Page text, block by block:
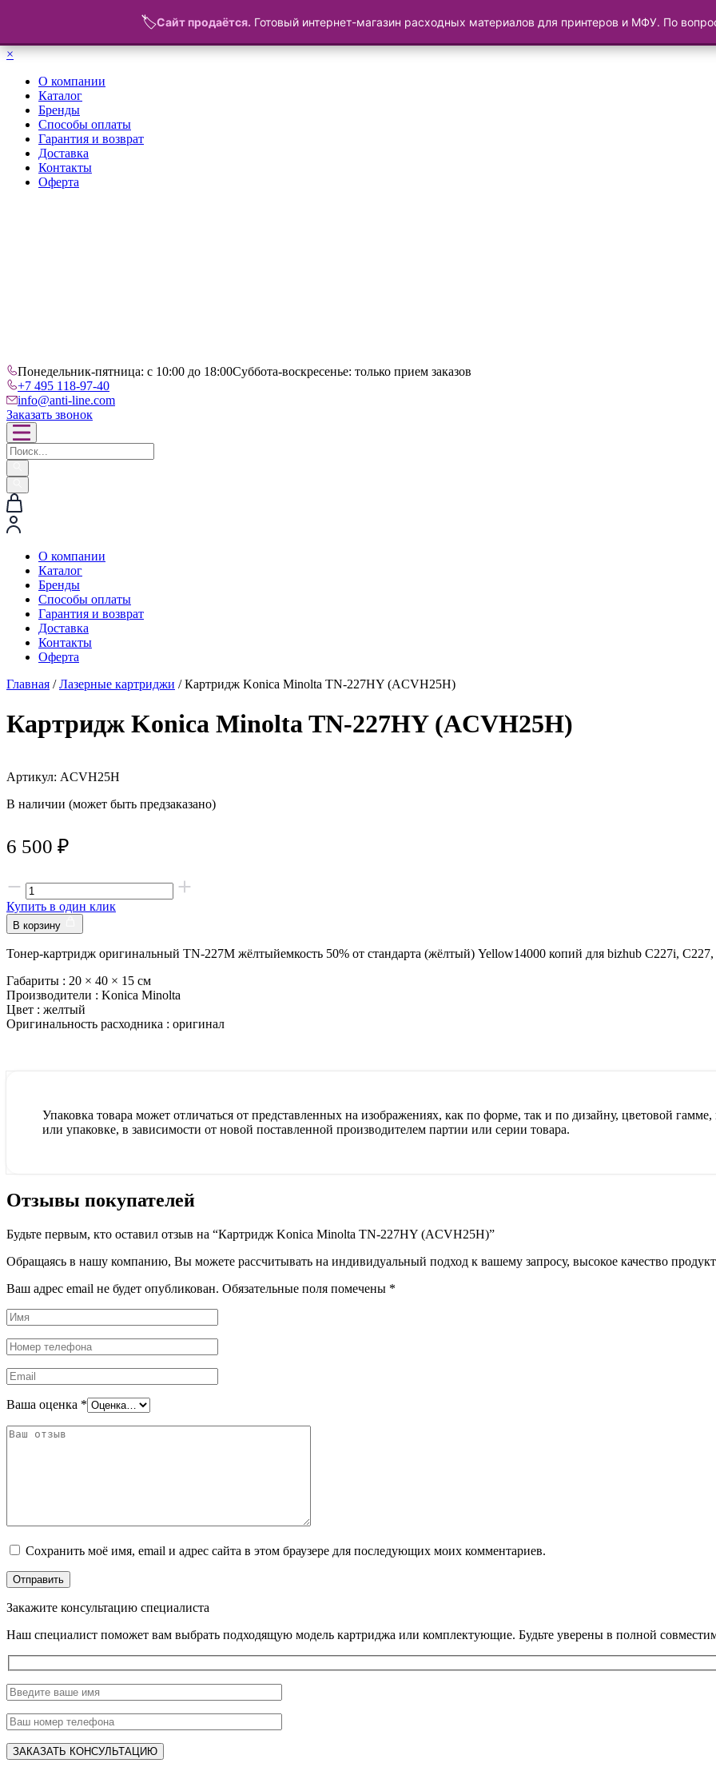
×
О компании
Каталог
Бренды
Способы оплаты
Гарантия и возврат
Доставка
Контакты
Оферта
Понедельник-пятница: с 10:00 до 18:00Суббота-воскресенье: только прием заказов
+7 495 118-97-40
info@anti-line.com
Заказать звонок
О компании
Каталог
Бренды
Способы оплаты
Гарантия и возврат
Доставка
Контакты
Оферта
Главная /Лазерные картриджи / Картридж Konica Minolta TN-227HY (ACVH25H)
Картридж Konica Minolta TN-227HY (ACVH25H)
Артикул: ACVH25H
В наличии (может быть предзаказано)
6 500 ₽
Купить в один клик
В корзину
Тонер-картридж оригинальный TN-227M жёлтыйемкость 50% от стандарта (жёлтый) Yellow14000 копий для bizhub C227i,
Габариты : 20 × 40 × 15 см
Производители : Konica Minolta
Цвет : желтый
Оригинальность расходника : оригинал
Упаковка товара может отличаться от представленных на изображениях, как по форме, так и по дизайну, цветовой
или упаковке, в зависимости от новой поставленной производителем партии или серии товара.
Отзывы покупателей
Будьте первым, кто оставил отзыв на “Картридж Konica Minolta TN-227HY (ACVH25H)”
Обращаясь в нашу компанию, Вы можете рассчитывать на индивидуальный подход к вашему запросу, высокое качество
Ваш адрес email не будет опубликован. Обязательные поля помечены *
Ваша оценка *
Сохранить моё имя, email и адрес сайта в этом браузере для последующих моих комментариев.
Закажите консультацию специалиста
Наш специалист поможет вам выбрать подходящую модель картриджа или комплектующие. Будьте уверены в полной
🏷️Сайт продаётся. Готовый интернет-магазин расходных материалов для принтеров и МФУ. По